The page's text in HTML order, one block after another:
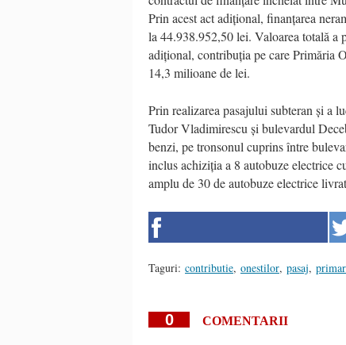
Prin acest act adițional, finanțarea
la 44.938.952,50 lei. Valoarea totală a
adițional, contribuția pe care Primăria
14,3 milioane de lei.
Prin realizarea pasajului subteran și a
Tudor Vladimirescu și bulevardul
benzi, pe tronsonul cuprins între
inclus achiziția a 8 autobuze electrice
amplu de 30 de autobuze electrice
Taguri: contributie, onestilor, pasaj,
0 COMENTARII